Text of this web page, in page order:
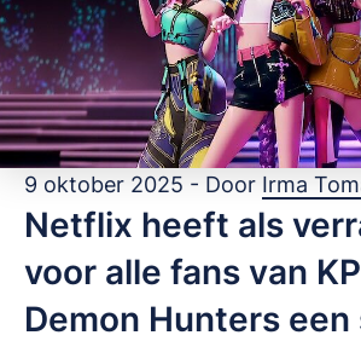
9 oktober 2025 - Door Irma
Netflix heeft als
voor alle fans van
Demon Hunters een